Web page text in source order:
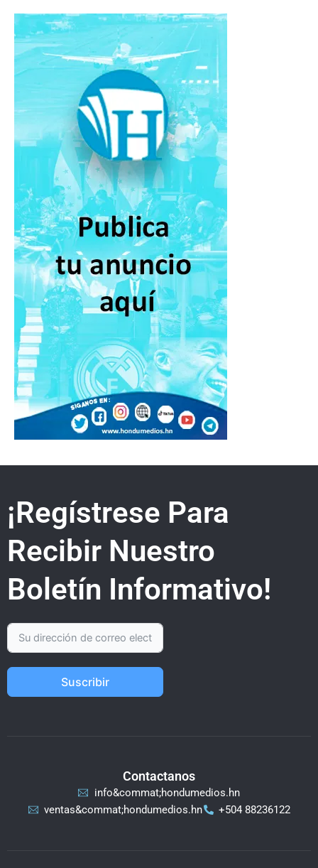
¡Regístrese Para
Recibir Nuestro
Boletín Informativo!
Suscribir
Contactanos
info&commat;hondumedios.hn
ventas&commat;hondumedios.hn
+504 88236122